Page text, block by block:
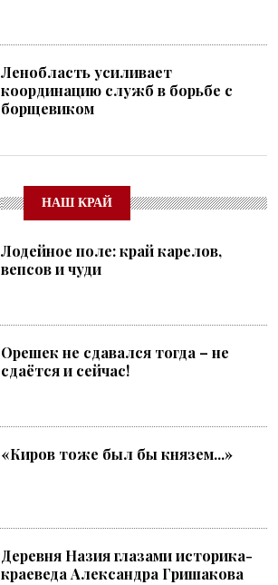
Ленобласть усиливает
координацию служб в борьбе с
борщевиком
НАШ КРАЙ
Лодейное поле: край карелов,
вепсов и чуди
Орешек не сдавался тогда – не
сдаётся и сейчас!
«Киров тоже был бы князем...»
Деревня Назия глазами историка-
краеведа Александра Гришакова